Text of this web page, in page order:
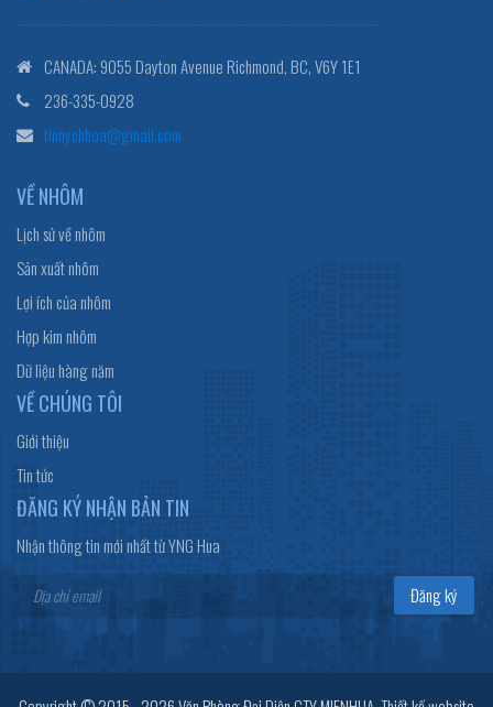
------------------------------------------------------------------
CANADA: 9055 Dayton Avenue Richmond, BC, V6Y 1E1
236-335-0928
tinnychhoa@gmail.com
VỀ NHÔM
Lịch sử về nhôm
Sản xuất nhôm
Lợi ích của nhôm
Hợp kim nhôm
Dữ liệu hàng năm
VỀ CHÚNG TÔI
Giới thiệu
Tin tức
ĐĂNG KÝ NHẬN BẢN TIN
Nhận thông tin mới nhất từ YNG Hua
Đăng ký